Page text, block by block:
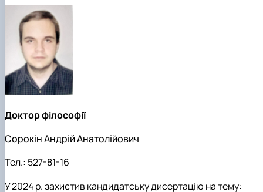
Доктор філософії
Сорокін Андрій Анатолійович
Тел.: 527-81-16
У 2024 р. захистив кандидатську дисертацію на тему: